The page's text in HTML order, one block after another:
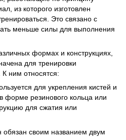
из которого изготовлен
Это связано с
меньше силы для выполнения
формах и конструкциях,
для тренировки
ним относятся:
для укрепления кистей и
форме резинового кольца или
для сжатия или
обязан своим названием двум